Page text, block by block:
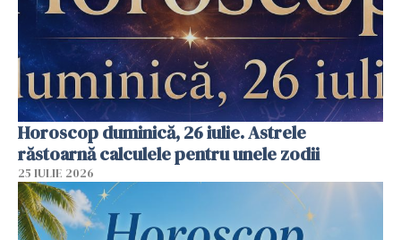
Horoscop duminică, 26 iulie. Astrele
răstoarnă calculele pentru unele zodii
25 IULIE 2026